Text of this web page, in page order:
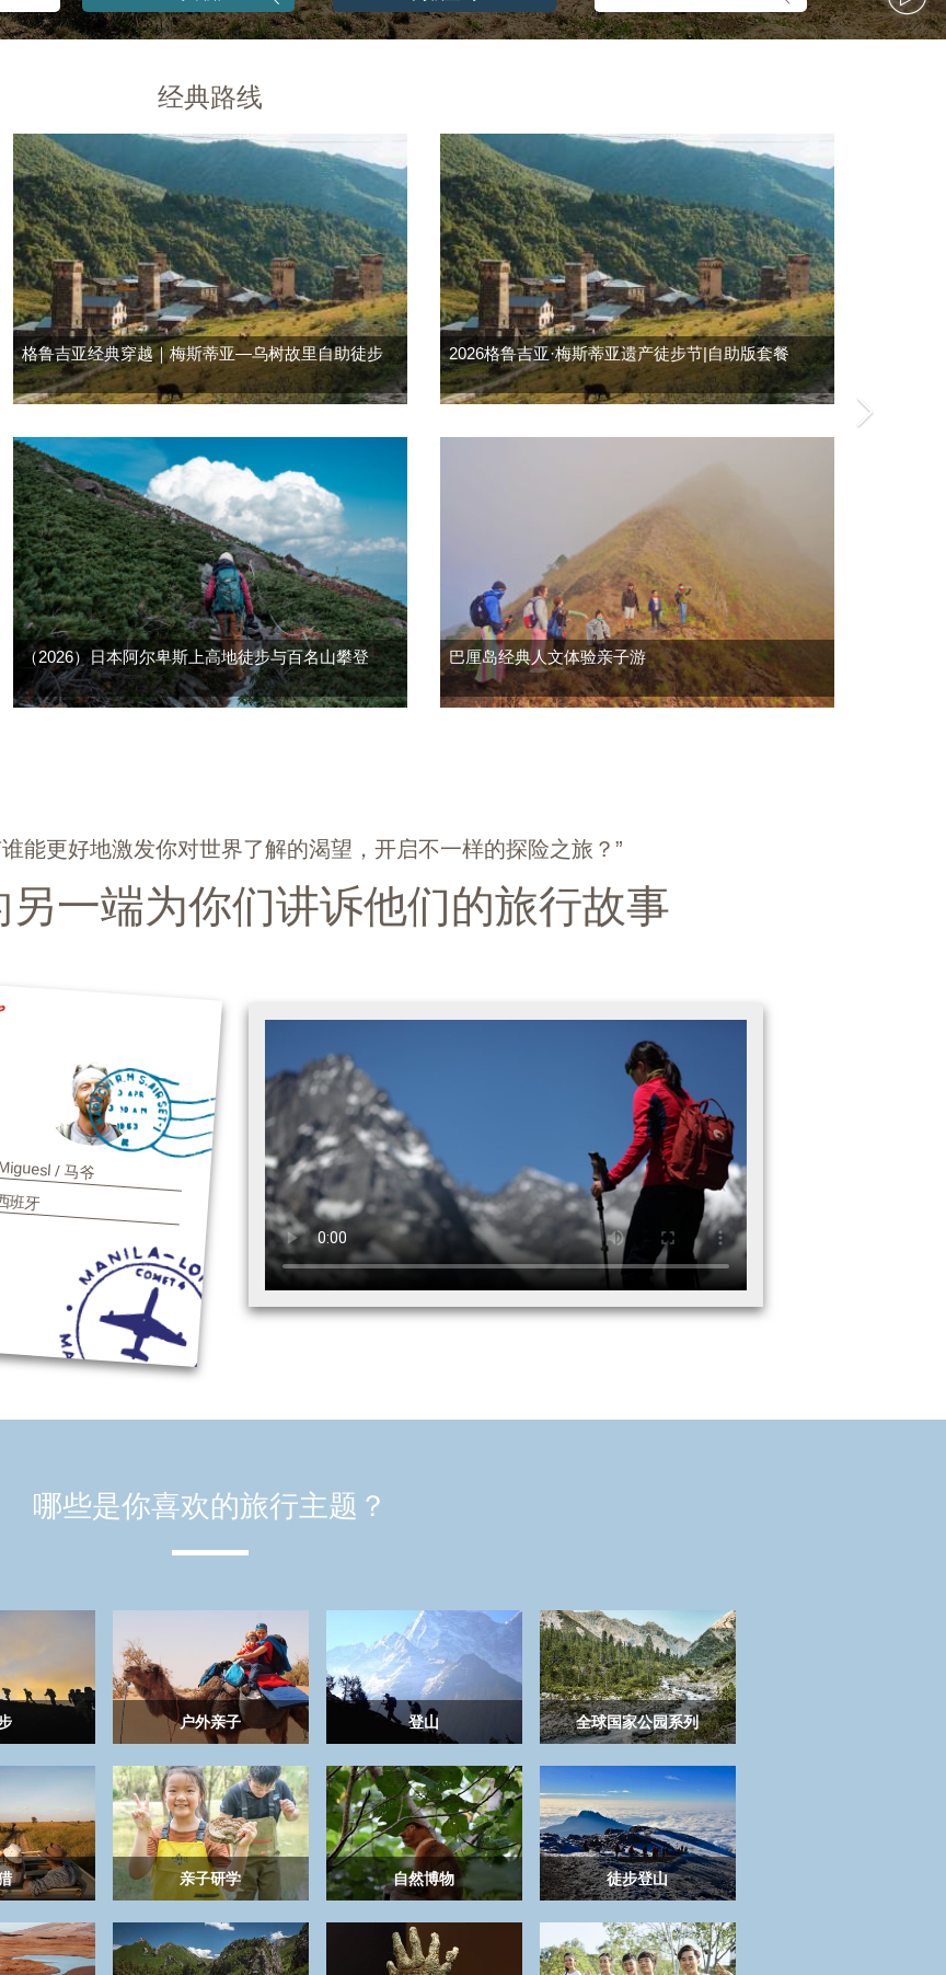
经典路线
格鲁吉亚经典穿越｜梅斯蒂亚—乌树故里自助徒步 2026格鲁吉亚·梅斯蒂亚遗产徒步节|自助版套餐
（2026）日本阿尔卑斯上高地徒步与百名山攀登 巴厘岛经典人文体验亲子游
能更好地激发你对世界了解的渴望，开启不一样的探险之旅？”
一端为你们讲诉他们的旅行故事
/ 马爷
班牙
哪些是你喜欢的旅行主题？
户外亲子 登山 全球国家公园系列
亲子研学 自然博物 徒步登山